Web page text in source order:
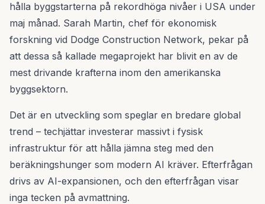
hålla byggstarterna på rekordhöga nivåer i USA under
maj månad. Sarah Martin, chef för ekonomisk
forskning vid Dodge Construction Network, pekar på
att dessa så kallade megaprojekt har blivit en av de
mest drivande krafterna inom den amerikanska
byggsektorn.
Det är en utveckling som speglar en bredare global
trend – techjättar investerar massivt i fysisk
infrastruktur för att hålla jämna steg med den
beräkningshunger som modern AI kräver. Efterfrågan
drivs av AI-expansionen, och den efterfrågan visar
inga tecken på avmattning.